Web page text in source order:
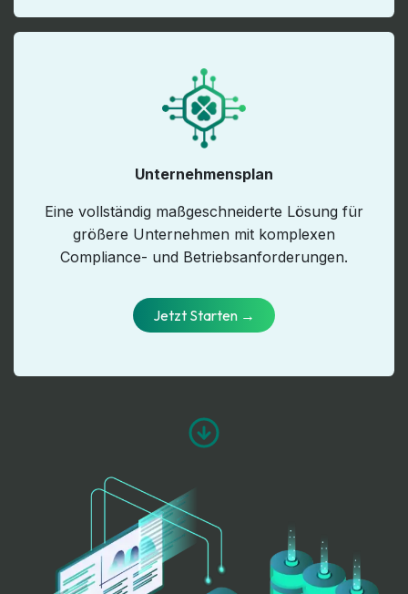
Unternehmensplan
Eine vollständig maßgeschneiderte Lösung für
größere Unternehmen mit komplexen
Compliance- und Betriebsanforderungen.
Jetzt Starte​​​​​​​​​​​​n →